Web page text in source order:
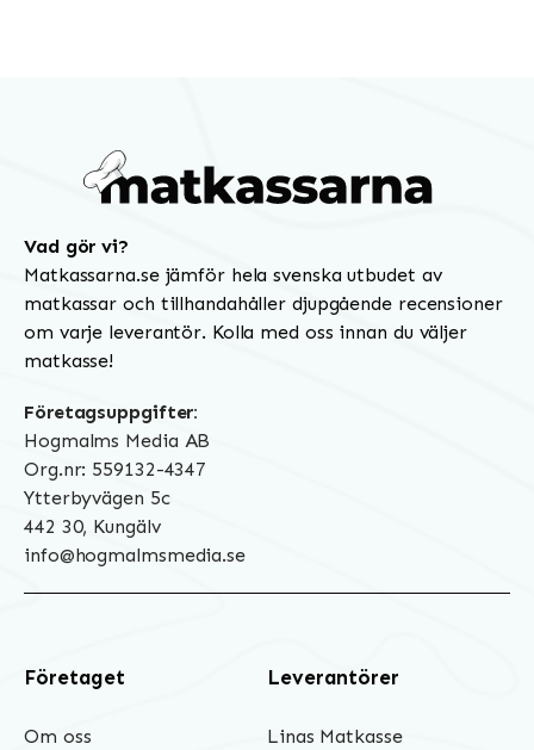
Vad gör vi?
Matkassarna.se jämför hela svenska utbudet av
matkassar och tillhandahåller djupgående recensioner
om varje leverantör. Kolla med oss innan du väljer
matkasse!
Företagsuppgifter:
Hogmalms Media AB
Org.nr: 559132-4347
Ytterbyvägen 5c
442 30, Kungälv
info@hogmalmsmedia.se
Företaget
Om oss
Leverantörer
Linas Matkasse